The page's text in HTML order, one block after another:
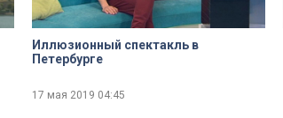
Иллюзионный спектакль в
Петербурге
17 мая 2019 04:45